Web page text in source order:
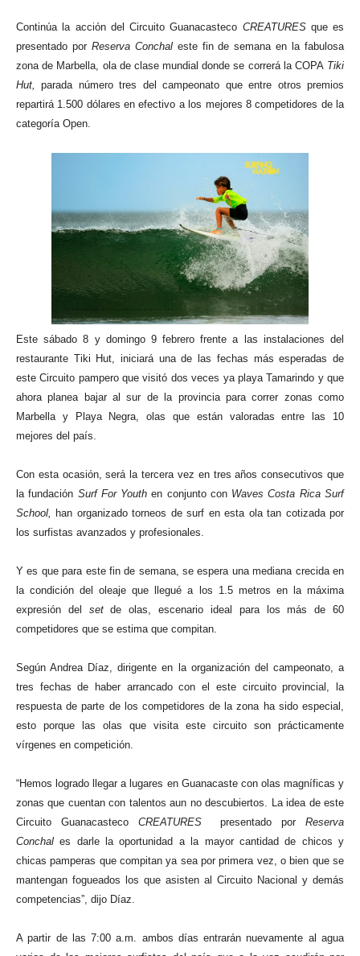
Continúa la acción del Circuito Guanacasteco CREATURESque es
presentado por Reserva Conchaleste fin de semana en la fabulosa
zona de Marbella, ola de clase mundial donde se correrá la COPA Tiki
Hut,parada número tres del campeonato que entre otros premios
repartirá 1.500 dólares en efectivo a los mejores 8 competidores de la
categoría Open.
Este sábado 8 y domingo 9 febrero frente a las instalaciones del
restaurante Tiki Hut, iniciará una de las fechas más esperadas de
este Circuito pampero que visitó dos veces ya playa Tamarindo y que
ahora planea bajar al sur de la provincia para correr zonas como
Marbella y Playa Negra, olas que están valoradas entre las 10
mejores del país.
Con esta ocasión, será la tercera vez en tres años consecutivos que
la fundación Surf For Youthen conjunto con Waves Costa Rica Surf
School, han organizado torneos de surf en esta ola tan cotizada por
los surfistas avanzados y profesionales.
Y es que para este fin de semana, se espera una mediana crecida en
la condición del oleaje que llegué a los 1.5 metros en la máxima
expresión del setde olas, escenario ideal para los más de 60
competidores que se estima que compitan.
Según Andrea Díaz, dirigente en la organización del campeonato, a
tres fechas de haber arrancado con el este circuito provincial, la
respuesta de parte de los competidores de la zona ha sido especial,
esto porque las olas que visita este circuito son prácticamente
vírgenes en competición.
“Hemos logrado llegar a lugares en Guanacaste con olas magníficas y
zonas que cuentan con talentos aun no descubiertos. La idea de este
Circuito Guanacasteco CREATURESpresentado porReserva
Conchal es darle la oportunidad a la mayor cantidad de chicos y
chicas pamperas que compitan ya sea por primera vez, o bien que se
mantengan fogueados los que asisten al Circuito Nacional y demás
competencias”, dijo Díaz.
A partir de las 7:00 a.m. ambos días entrarán nuevamente al agua